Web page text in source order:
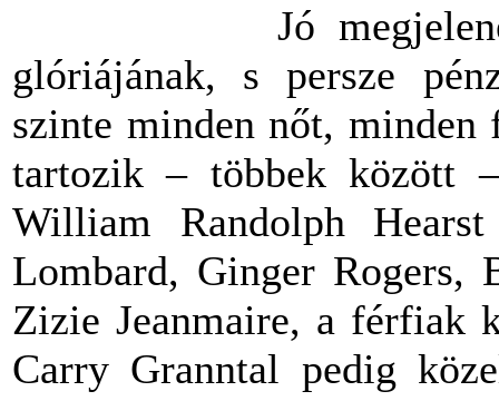
Jó
glóriájának, s persze
szinte minden nőt, minden
tartozik – többek között
William Randolph
Lombard, Ginger
Zizie Jeanmaire, a férfiak
Carry Granntal pedig